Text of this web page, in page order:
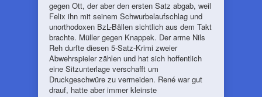
gegen Ott, der aber den ersten Satz abgab, weil
Felix ihn mit seinem Schwurbelaufschlag und
unorthodoxen BzL-Bällen sichtlich aus dem Takt
brachte. Müller gegen Knappek. Der arme Nils
Reh durfte diesen 5-Satz-Krimi zweier
Abwehrspieler zählen und hat sich hoffentlich
eine Sitzunterlage verschafft um
Druckgeschwüre zu vermeiden. René war gut
drauf, hatte aber immer kleinste